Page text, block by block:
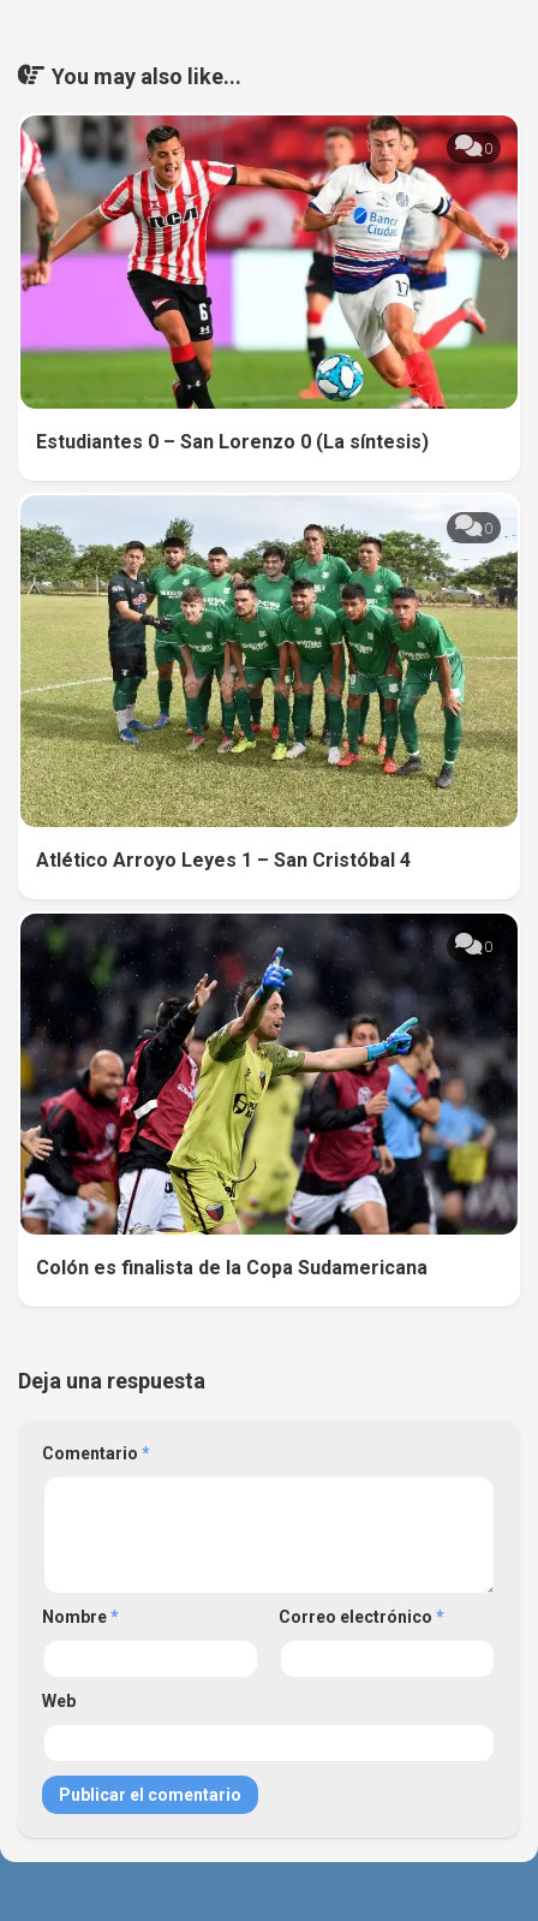
You may also like...
0
Estudiantes 0 – San Lorenzo 0 (La síntesis)
0
Atlético Arroyo Leyes 1 – San Cristóbal 4
0
Colón es finalista de la Copa Sudamericana
Deja una respuesta
Comentario *
Nombre* Correo electrónico *
Web